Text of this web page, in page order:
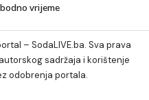
vrijeme
– SodaLIVE.ba. Sva prava
sadržaja i korištenje
odobrenja portala.